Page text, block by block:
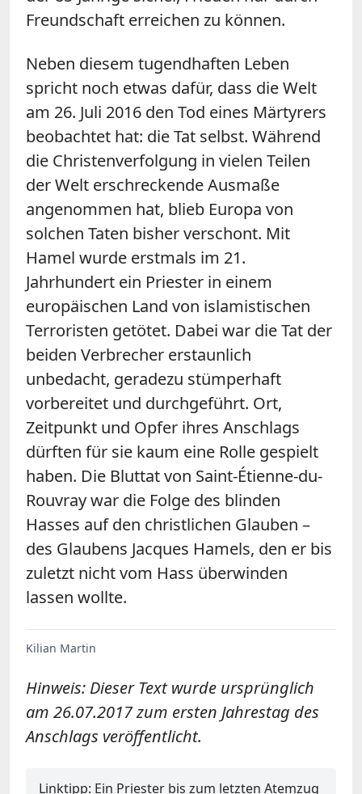
Freundschaft erreichen zu können.
Neben diesem tugendhaften Leben
spricht noch etwas dafür, dass die Welt
am 26. Juli 2016 den Tod eines Märtyrers
beobachtet hat: die Tat selbst. Während
die Christenverfolgung in vielen Teilen
der Welt erschreckende Ausmaße
angenommen hat, blieb Europa von
solchen Taten bisher verschont. Mit
Hamel wurde erstmals im 21.
Jahrhundert ein Priester in einem
europäischen Land von islamistischen
Terroristen getötet. Dabei war die Tat der
beiden Verbrecher erstaunlich
unbedacht, geradezu stümperhaft
vorbereitet und durchgeführt. Ort,
Zeitpunkt und Opfer ihres Anschlags
dürften für sie kaum eine Rolle gespielt
haben. Die Bluttat von Saint-Étienne-du-
Rouvray war die Folge des blinden
Hasses auf den christlichen Glauben –
des Glaubens Jacques Hamels, den er bis
zuletzt nicht vom Hass überwinden
lassen wollte.
Kilian Martin
Hinweis: Dieser Text wurde ursprünglich
am 26.07.2017 zum ersten Jahrestag des
Anschlags veröffentlicht.
Linktipp: Ein Priester bis zum letzten Atemzug